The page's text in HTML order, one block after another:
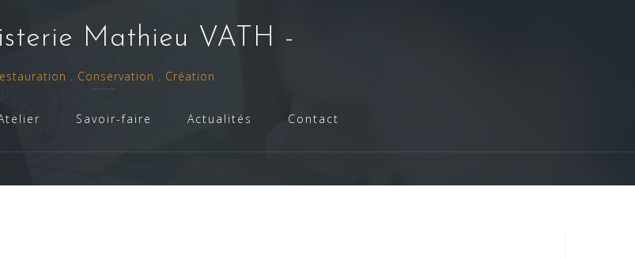
Mathieu VATH -
. Conservation . Création
Savoir-faire Actualités Contact